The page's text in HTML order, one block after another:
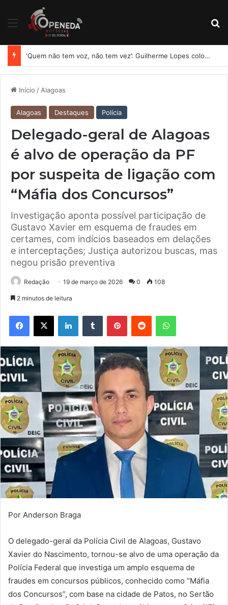
Menu
‘Quem não tem voz, não tem vez’: Guilherme Lopes coloca representação de Penedo no centro da disputa pela ALE
Início / Alagoas
Alagoas Destaques Polícia
Delegado-geral de Alagoas
é alvo de operação da PF
por suspeita de ligação com
“Máfia dos Concursos”
Investigação aponta possível participação de
Gustavo Xavier em esquema de fraudes em
certames, com indícios baseados em delações
e interceptações; Justiça autorizou buscas, mas
negou prisão preventiva
Redação 19 de março de 2026 0 108
2 minutos de leitura
Facebook
X LinkedinTumblr PinterestReddit WhatsApp
Por Anderson Braga
O delegado-geral da Polícia Civil de Alagoas, Gustavo
Xavier do Nascimento, tornou-se alvo de uma operação da
Polícia Federal que investiga um amplo esquema de
fraudes em concursos públicos, conhecido como “Máfia
dos Concursos”, com base na cidade de Patos, no Sertão